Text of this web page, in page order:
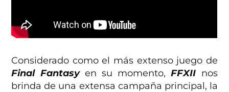
Considerado como el más extenso juego de
Final Fantasyen su momento,FFXII nos
brinda de una extensa campaña principal, la